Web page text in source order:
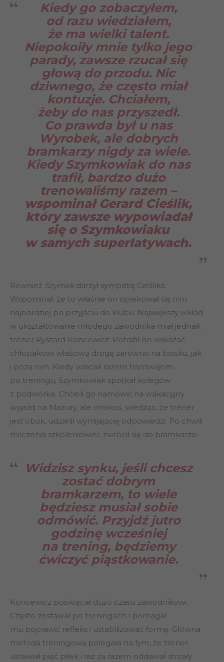
Kiedy go zobaczyłem,
od razu wiedziałem,
że ma wielki talent.
Niepokoiły mnie tylko jego
parady, zawsze rzucał się
głową do przodu. Nic
dziwnego, że często miał
kontuzje. Chciałem,
żeby do nas przyszedł.
Co prawda był u nas
Wyrobek, ale dobrych
bramkarzy nigdy za wiele.
Kiedy Szymkowiak do nas
trafił, bardzo dużo
trenowaliśmy razem –
wspominał Gerard Cieślik,
który zawsze wypowiadał
się o Szymkowiaku
w samych superlatywach.
Również Szymekdarzył sympatią Cieślika.
Wspominał, że to właśnie on opiekował się nim
najbardziej po przyjściu do klubu. Największy wkład
w ukształtowanie młodego zawodnika miał jednak
trener Ryszard Koncewicz. Potrafił on wskazać
chłopakowi właściwą drogę zarówno na boisku, jak
i poza nim. Kiedy wracali razem tramwajem
po treningu, Szymkowiak spotkał kolegów
z podwórka. Chcieli go namówić na wakacyjny
wyjazd na Mazury, ale młokos, wiedząc, że trener
jest obok, udzielił wymijającej odpowiedzi. Po chwili
milczenia szkoleniowiec zwrócił się do bramkarza:
Widzisz synku, jeśli chcesz
zostać dobrym
bramkarzem, to wiele
będziesz musiał sobie
odmówić. Przyjdź jutro
godzinę wcześniej
na trening, będziemy
ćwiczyć piąstkowanie.
Koncewicz poświęcał dużo czasu zawodnikowi.
Często zostawał po treningach i pomagał
mu poprawić refleks i ustabilizować formę. Główna
metoda treningowa polegała na tym, że trener
ustawiał pięć piłek i raz za razem oddawał strzały